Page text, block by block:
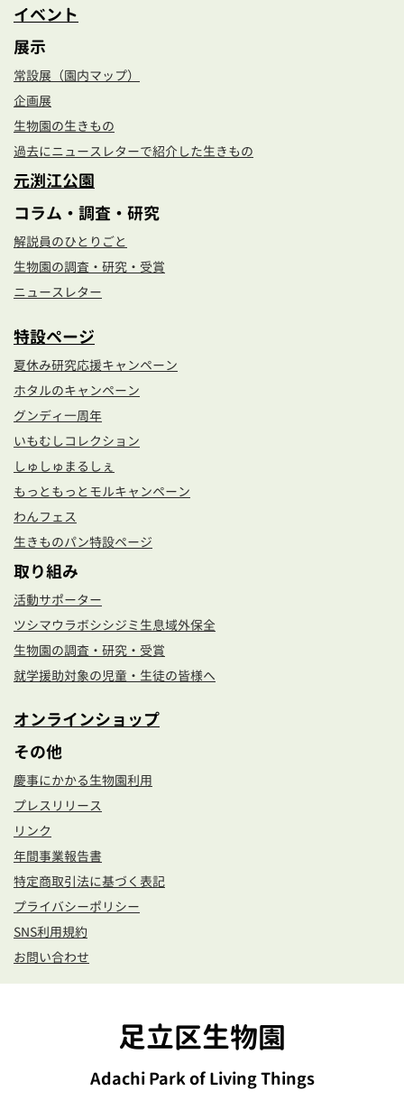
イベント
展示
常設展（園内マップ）
企画展
生物園の生きもの
過去にニュースレターで紹介した生きもの
元渕江公園
コラム・調査・研究
解説員のひとりごと
生物園の調査・研究・受賞
ニュースレター
特設ページ
夏休み研究応援キャンペーン
ホタルのキャンペーン
グンディ一周年
いもむしコレクション
しゅしゅまるしぇ
もっともっとモルキャンペーン
わんフェス
生きものパン特設ページ
取り組み
活動サポーター
ツシマウラボシシジミ生息域外保全
生物園の調査・研究・受賞
就学援助対象の児童・生徒の皆様へ
オンラインショップ
その他
慶事にかかる生物園利用
プレスリリース
リンク
年間事業報告書
特定商取引法に基づく表記
プライバシーポリシー
SNS利用規約
お問い合わせ
足立区生物園
Adachi Park of Living Things